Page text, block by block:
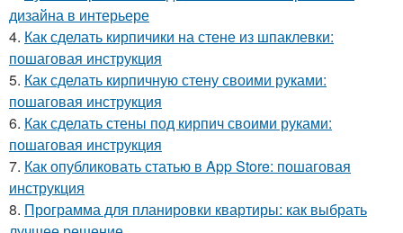
дизайна в интерьере
4. Как сделать кирпичики на стене из шпаклевки:
пошаговая инструкция
5. Как сделать кирпичную стену своими руками:
пошаговая инструкция
6. Как сделать стены под кирпич своими руками:
пошаговая инструкция
7. Как опубликовать статью в App Store: пошаговая
инструкция
8. Программа для планировки квартиры: как выбрать